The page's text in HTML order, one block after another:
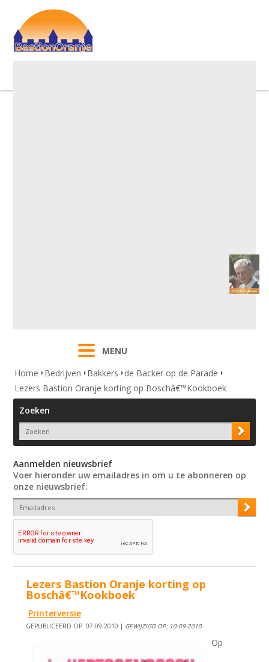
MENU
Home
Bedrijven Bakkers
de Backer op de Parade
Lezers Bastion Oranje korting op Boschâ€™Kookboek
Zoeken
Aanmelden nieuwsbrief
Voer hieronder uw emailadres in om u te abonneren op
onze nieuwsbrief:
Lezers Bastion Oranje korting op
Boschâ€™Kookboek
Printerversie
GEPUBLICEERD OP: 07-09-2010 | GEWIJZIGD OP: 10-09-2010
Op